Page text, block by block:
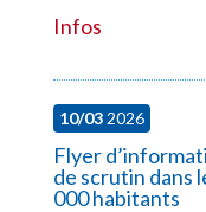
Infos
10/032026
Flyer
de scrutin dans
000 habitants